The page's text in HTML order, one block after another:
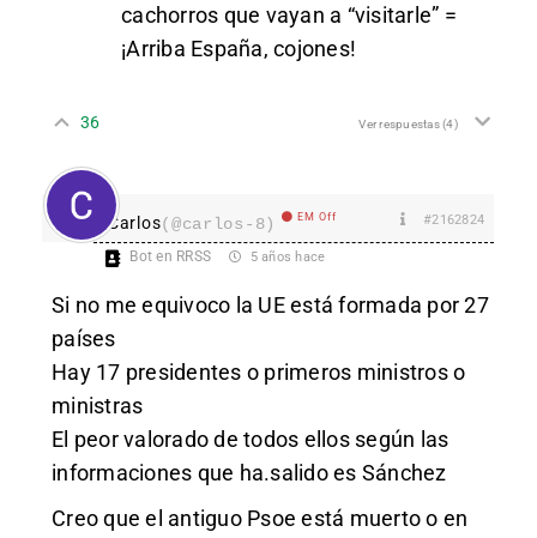
cachorros que vayan a “visitarle” =
¡Arriba España, cojones!
36 Ver respuestas(4)
Carlos(@carlos-8) EM Off #2162824
Bot en RRSS 5 años hace
Si no me equivoco la UE está formada por 27
países
Hay 17 presidentes o primeros ministros o
ministras
El peor valorado de todos ellos según las
informaciones que ha.salido es Sánchez
Creo que el antiguo Psoe está muerto o en